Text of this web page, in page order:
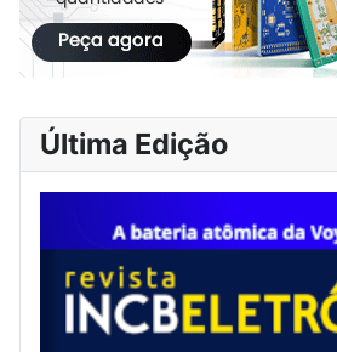
Última Edição